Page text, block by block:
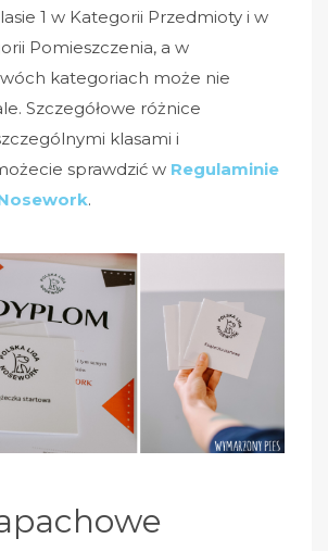
1 w Kategorii Przedmioty i w
Pomieszczenia, a w
kategoriach może nie
Szczegółowe różnice
klasami i
sprawdzić w Regulaminie
.